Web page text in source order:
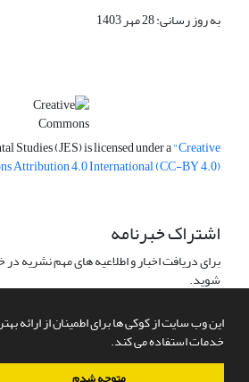
این وب سایت از کوکی ها برای اطمینان از ارائه
خدمات استفاده می کند.
به روز رسانی: 28 مهر 1403
Studies (JES) is licensed under a"Creative
Attribution 4.0 International (CC-BY 4.0)"
اشتراک خبرنامه
برای دریافت اخبار و اطلاعیه های مهم نشریه
شوید.